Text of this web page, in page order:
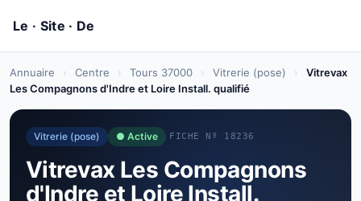
Annuaire › Centre › Tours 37000 › Vitrerie (pose) ›
Vitrevax
Les Compagnons d'Indre et Loire Install. qualifié
Vitrerie (pose) ● Active FICHE Nº 18236
Vitrevax Les Compagnons
d'Indre et Loire Install.